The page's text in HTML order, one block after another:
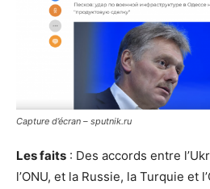
Capture d’écran – sputnik.ru
Les faits : Des accords entre
l’ONU, et la Russie, la Turquie et